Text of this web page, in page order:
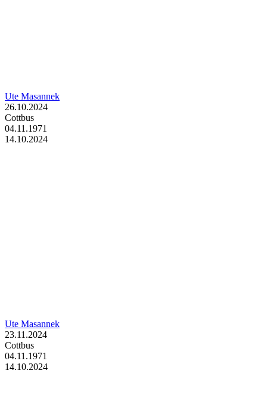
Ute Masannek
26.10.2024
Cottbus
04.11.1971
14.10.2024
Ute Masannek
23.11.2024
Cottbus
04.11.1971
14.10.2024